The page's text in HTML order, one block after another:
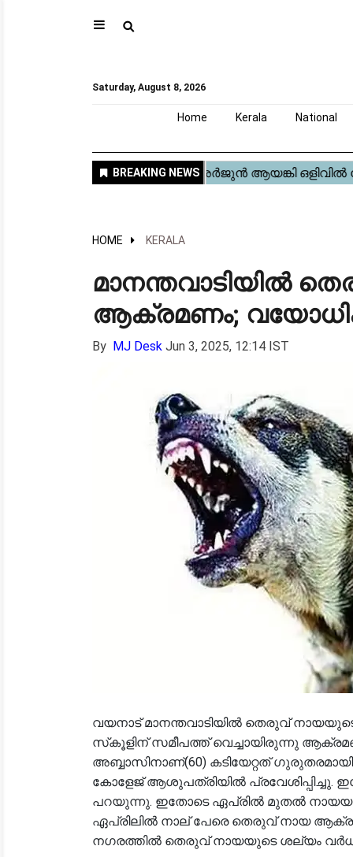
⚲
Saturday, August 8, 2026
Home Kerala National
HOME KERALA
മാനന്തവാടിയിൽ
ആക്രമണം;
By MJ Desk Jun 3, 2025, 12:14 IST
വയനാട് മാനന്തവാടിയിൽ തെരുവ്
സ്‌കൂളിന് സമീപത്ത് വെച്ചായിരുന്നു
അബ്ബാസിനാണ്(60) കടിയേറ്റത്
കോളേജ് ആശുപത്രിയിൽ പ്രവേശിപ്പിച്ചു.
പറയുന്നു. ഇതോടെ ഏപ്രിൽ മുതൽ നായയുടെ
ഏപ്രിലിൽ നാല് പേരെ തെരുവ് നായ
നഗരത്തിൽ തെരുവ് നായയുടെ ശല്യം